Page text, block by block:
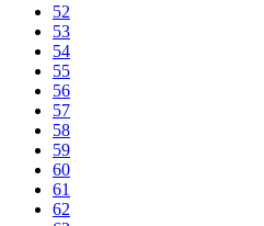
52
53
54
55
56
57
58
59
60
61
62